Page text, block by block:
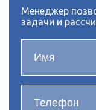
Менеджер
задачи и